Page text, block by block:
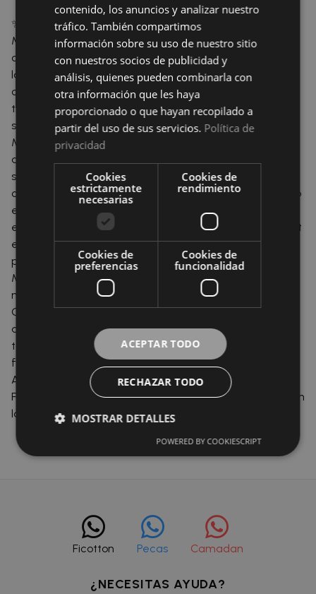
✨ El protector de colchón acolchado impermeable
Mommata es la solución perfecta para proteger tu
colchón sin renunciar al confort. Confeccionado con un
laminado de PU, este protector impide el paso de
cualquier líquido, a la vez que garantiza gran
transpirabilidad para mantener el descanso fresco y
saludable. Además, el protector de colchón acolchado
Mommata aporta un extra de comodidad gracias a su
acabado mullido, incrementando la suavidad de la
superficie de descanso. Su diseño adaptable permite
cubrir colchones de hasta 200 cm de largo, protegiendo
eficazmente la parte superior y los laterales. Fabricado
en España, combina funcionalidad, durabilidad y confort
en un único producto de alta calidad. 🛍️ Encuentra el
protector de colchón acolchado impermeable
Mommata en El Mayorista del Textil y compra al por
mayor productos de calidad al mejor precio.
Características destacadas Protector de colchón
acolchado e impermeable Laminado de PU: protección
total frente a líquidos Gran transpirabilidad para mayor
frescor Aporta un extra de confort al descanso
Adaptable a colchones de hasta 200 cm de largo
Fabricado en España Composición: Tejido acolchado con
laminado PU
Ficotton Pecas Camadan
¿NECESITAS AYUDA?
contenido, los anuncios y analizar nuestro
tráfico. También compartimos
información sobre su uso de nuestro sitio
con nuestros socios de publicidad y
análisis, quienes pueden combinarla con
otra información que les haya
proporcionado o que hayan recopilado a
partir del uso de sus servicios. Política de
privacidad
Cookies
estrictamente
necesarias
Cookies de
rendimiento
Cookies de
preferencias
Cookies de
funcionalidad
ACEPTAR TODO
RECHAZAR TODO
MOSTRAR DETALLES
POWERED BY COOKIESCRIPT